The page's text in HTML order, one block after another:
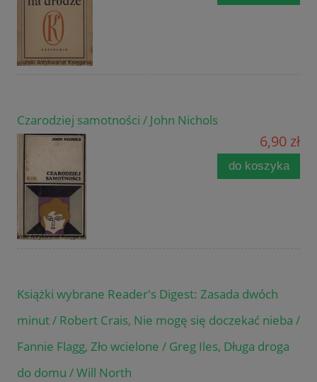
Czarodziej samotności / John Nichols
6,90 zł
do koszyka
Książki wybrane Reader's Digest: Zasada dwóch
minut / Robert Crais, Nie mogę się doczekać nieba /
Fannie Flagg, Zło wcielone / Greg Iles, Długa droga
do domu / Will North